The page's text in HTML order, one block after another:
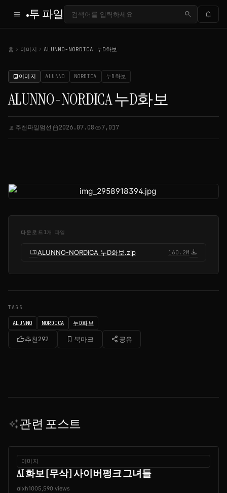
menu 투 파일 search notifications
홈 chevron_right 이미지 chevron_right ALUNNO-NORDICA 누D화보
image 이미지 ALUNNO NORDICA 누D화보
ALUNNO-NORDICA 누D화보
person 추천파일엄선 calendar_today2026.07.08visibility7,017
다운로드 1개 파일
folder_zipALUNNO-NORDICA 누D화보.zip 160.2M download
TAGS
ALUNNO NORDICA 누D화보
thumb_up추천292 bookmark_border 북마크 share 공유
auto_awesome관련 포스트
이미지
AI 화보 [무삭] 사이버펑크 그녀들
alxh1005,590 views